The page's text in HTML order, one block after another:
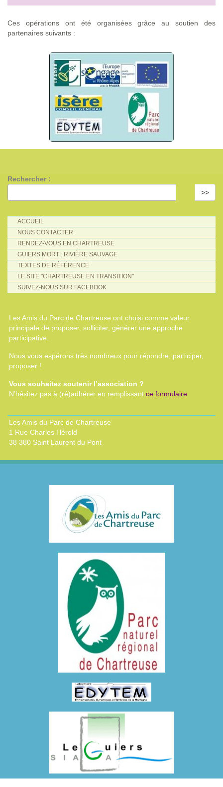
Ces opérations ont été organisées grâce au soutien des
partenaires suivants :
Rechercher :
>>
ACCUEIL
NOUS CONTACTER
RENDEZ-VOUS EN CHARTREUSE
GUIERS MORT : RIVIÈRE SAUVAGE
TEXTES DE RÉFÉRENCE
LE SITE "CHARTREUSE EN TRANSITION"
SUIVEZ-NOUS SUR FACEBOOK
Les Amis du Parc de Chartreuse ont choisi comme valeur
principale de proposer, solliciter, générer une approche
participative.
Nous vous espérons très nombreux pour répondre, participer,
proposer !
Vous souhaitez soutenir l’association ?
N’hésitez pas à (ré)adhérer en remplissant ce formulaire
Les Amis du Parc de Chartreuse
1 Rue Charles Hérold
38 380 Saint Laurent du Pont